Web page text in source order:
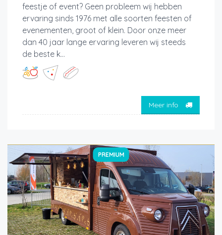
feestje of event? Geen probleem wij hebben
ervaring sinds 1976 met alle soorten feesten of
evenementen, groot of klein. Door onze meer
dan 40 jaar lange ervaring leveren wij steeds
de beste k...
Meer info
PREMIUM